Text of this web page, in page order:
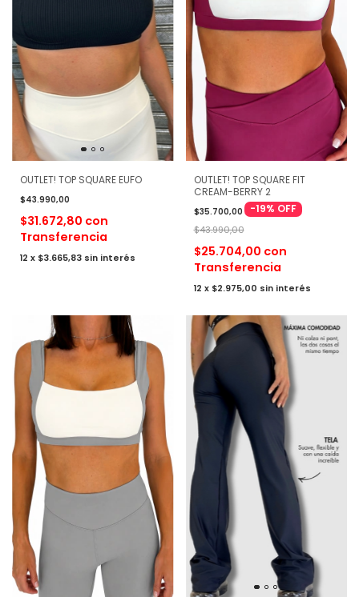
OUTLET! TOP SQUARE EUFO
$43.990,00
$31.672,80 con
Transferencia
12 x $3.665,83 sin interés
OUTLET! TOP SQUARE FIT
CREAM-BERRY 2
$35.700,00 -19% OFF
$43.990,00
$25.704,00 con
Transferencia
12 x $2.975,00 sin interés